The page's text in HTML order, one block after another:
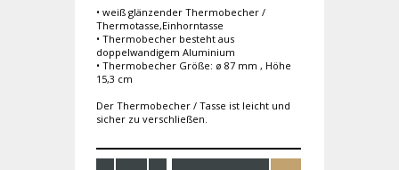
• weiß glänzender Thermobecher /
Thermotasse,Einhorntasse
• Thermobecher besteht aus
doppelwandigem Aluminium
• Thermobecher Größe: ø 87 mm , Höhe
15,3 cm
Der Thermobecher / Tasse ist leicht und
sicher zu verschließen.